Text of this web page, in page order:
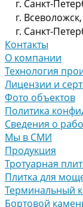
г. Санкт-
г.
г. Санкт-
Контакты
О компании
Технология
Лицензии и
Фото объектов
Политика
Сведения о
Мы в СМИ
Продукция
Тротуарная
Плитка для
Терминальный
Бортовой